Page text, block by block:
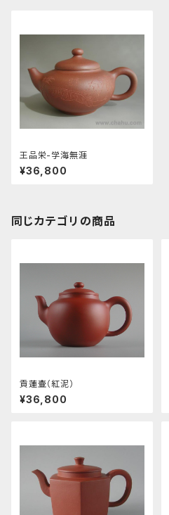
王品栄-学海無涯
¥36,800
同じカテゴリの商品
貢蓮壷（紅泥）
¥36,800